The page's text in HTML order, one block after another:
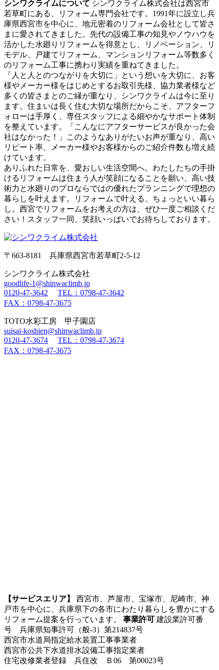
シンワクライムについて シンワクライム株式会社は西宮市
若草町にある、リフォーム専門会社です。1991年に設立し兵
庫県西宮市を中心に、地元密着のリフォーム会社として皆さ
まに愛されてきました。先代の設備工事の知見やノウハウを
活かした水廻りリフォームを得意とし、リノベーション、リ
モデル、戸建てリフォーム、マンションリフォーム等数多く
のリフォーム工事に携わり実績を重ねてきました。
「人と人とのつながりを大切に」という想いを大切に、お客
様やメーカー様をはじめとするお取引先様、協力業者様など
多くの皆さまとのご縁が重なり、シンワクライムは今に至り
ます。住まいは長く住む大切な場所だからこそ、アフターフ
ォローは手厚く、専任スタッフによる細やかなサポート体制
を整えています。「こんなにアフターサービスが良かった会
社はなかった！」このようなありがたいお声が重なり、高い
リピート率、メーカー様やお客様からのご紹介件数も増え続
けています。
ありふれた日常を、愛おしい生活空間へ。わたしたちの手掛
けるリフォームは住まう人が笑顔になることを願い、高い技
術力と水廻りのプロならではの優れたプランニングで理想の
暮らしを叶えます。リフォームで叶える、ちょっといい暮ら
し。西宮でリフォームをお考えの方は、ぜひ一度ご相談くだ
さい！スタッフ一同、笑顔いっぱいでお待ちしております。
〒663-8181 兵庫県西宮市若草町2-5-12
シンワクライム株式会社
goodlife-1@shinwaclimb.jp
0120-47-3642
TEL：0798-47-3642
FAX：0798-47-3675
TOTO水彩工房 甲子園店
suisai-koshien@shinwaclimb.jp
0120-47-3674
TEL：0798-47-3674
FAX：0798-47-3675
【サービスエリア】
西宮市、芦屋市、宝塚市、尼崎市、神
戸市を中心に、兵庫県下の各市にわたり暮らしを豊かにする
リフォーム提案を行っています。 事業許可 建設業許可番
号 兵庫県知事許可（般-3）第214837号
西宮市水道局指定給水装置工事事業者
西宮市公共下水道排水設備工事指定業者
住宅改修業者登録 兵住改 Ｂ06 第00023号